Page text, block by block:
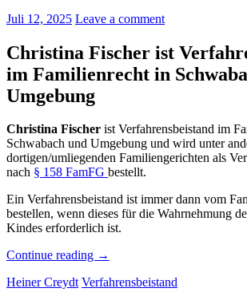
Juli 12, 2025 Leave a comment
Christina Fischer ist
im Familienrecht in
Umgebung
Christina Fischer ist Verfahrensbeistand im
Schwabach und Umgebung und wird unter
dortigen/umliegenden Familiengerichten als
nach § 158 FamFG bestellt.
Ein Verfahrensbeistand ist immer dann vom
bestellen, wenn dieses für die Wahrnehmung
Kindes erforderlich ist.
Continue reading „Christina
→
Heiner Creydt Verfahrensbeistand